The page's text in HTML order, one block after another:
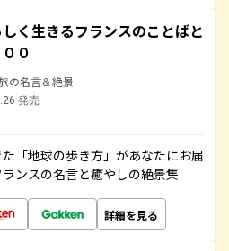
く生きるフランスのことばと
０
の名言＆絶景
発売
「地球の歩き方」があなたにお届
ンスの名言と癒やしの絶景集
詳細を見る